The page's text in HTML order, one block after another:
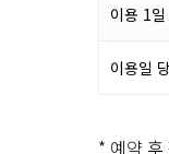
이용 1일
이용일
* 예약